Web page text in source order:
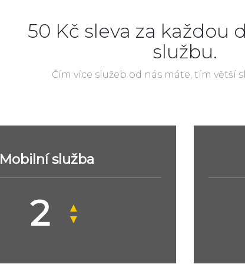
50 Kč sleva za každou
službu.
Čím více služeb od nás máte, tím větší
Mobilní služba
▲
▼